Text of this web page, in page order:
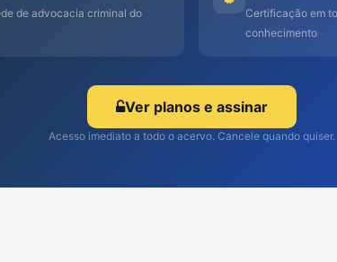
de advocacia criminal do
Certificação em
conhecimento
Ver planos e assinar
Acesso imediato a todo o acervo. Cancele quando quiser.